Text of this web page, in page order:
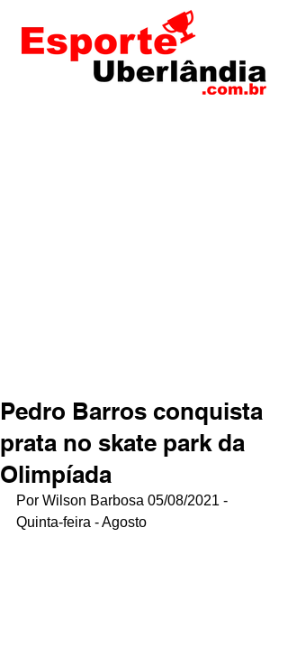
Pedro Barros conquista
prata no skate park da
Olimpíada
Por Wilson Barbosa 05/08/2021 -
Quinta-feira - Agosto